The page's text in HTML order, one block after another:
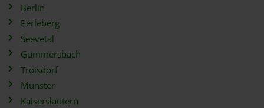
Berlin
Perleberg
Seevetal
Gummersbach
Troisdorf
Münster
Kaiserslautern